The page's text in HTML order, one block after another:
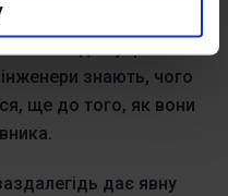
та послуги.
знають, чого
ще до того, як вони
дає явну